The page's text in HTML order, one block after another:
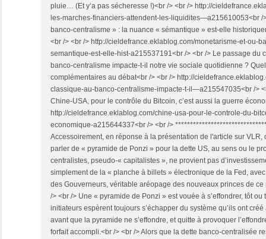
pluie… (Et y’a pas sécheresse !)<br /> <br /> http://
les-marches-financiers-attendent-les-liquidites—a215610053<br /
banco-centralisme » : la nuance « sémantique » est-elle
<br /> <br /> http://cieldefrance.eklablog.com/monetarisme-et-ou-
semantique-est-elle-hist-a215537191<br /> <br /> Le passage du
banco-centralisme impacte-t-il notre vie sociale quotidienne ?
complémentaires au débat<br /> <br /> http://
classique-au-banco-centralisme-impacte-t-il—a215547035<br />
Chine-USA, pour le contrôle du Bitcoin, c’est aussi la guerre
http://cieldefrance.eklablog.com/chine-usa-pour-le-controle-du-
economique-a215644337<br /> <br />
Accessoirement, en réponse à la présentation de l'article sur VLR,
parler de « pyramide de Ponzi » pour la dette US, au sens ou le
centralistes, pseudo-« capitalistes », ne provient pas
simplement de la « planche à billets » électronique de la Fed,
des Gouverneurs, véritable aréopage des nouveaux princes de
/> <br /> Une « pyramide de Ponzi » est vouée à s’effondrer, tôt
initiateurs espèrent toujours s’échapper du système qu’ils ont
avant que la pyramide ne s’effondre, et quitte à provoquer
forfait accompli.<br /> <br /> Alors que la dette banco-centralisée